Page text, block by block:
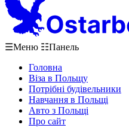
☰Меню ☷Панель
Головна
Віза в Польщу
Потрібні будівельники
Навчання в Польщі
Авто з Польщі
Про сайт